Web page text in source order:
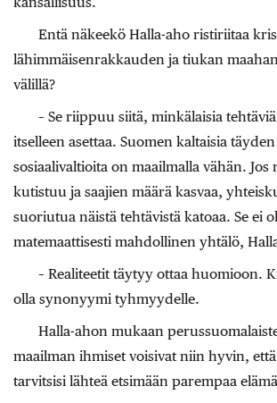
Entä näkeekö Halla-aho ristiriitaa
lähimmäisenrakkauden ja tiukan
välillä?
– Se riippuu siitä, minkälaisia
itselleen asettaa. Suomen kaltaisia
sosiaalivaltioita on maailmalla vähän. Jos
kutistuu ja saajien määrä kasvaa,
suoriutua näistä tehtävistä katoaa. Se ei
matemaattisesti mahdollinen yhtälö,
– Realiteetit täytyy ottaa huomioon.
olla synonyymi tyhmyydelle.
Halla-ahon mukaan
maailman ihmiset voisivat niin hyvin,
tarvitsisi lähteä etsimään parempaa